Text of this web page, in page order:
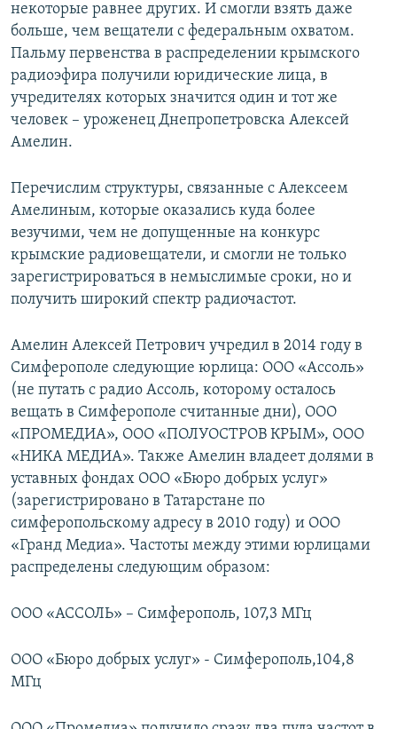
некоторые равнее других. И смогли взять даже
больше, чем вещатели с федеральным охватом.
Пальму первенства в распределении крымского
радиоэфира получили юридические лица, в
учредителях которых значится один и тот же
человек – уроженец Днепропетровска Алексей
Амелин.
Перечислим структуры, связанные с Алексеем
Амелиным, которые оказались куда более
везучими, чем не допущенные на конкурс
крымские радиовещатели, и смогли не только
зарегистрироваться в немыслимые сроки, но и
получить широкий спектр радиочастот.
Амелин Алексей Петрович учредил в 2014 году в
Симферополе следующие юрлица: ООО «Ассоль»
(не путать с радио Ассоль, которому осталось
вещать в Симферополе считанные дни), ООО
«ПРОМЕДИА», ООО «ПОЛУОСТРОВ КРЫМ», ООО
«НИКА МЕДИА». Также Амелин владеет долями в
уставных фондах ООО «Бюро добрых услуг»
(зарегистрировано в Татарстане по
симферопольскому адресу в 2010 году) и ООО
«Гранд Медиа». Частоты между этими юрлицами
распределены следующим образом:
ООО «АССОЛЬ» – Симферополь, 107,3 МГц
ООО «Бюро добрых услуг» - Симферополь,104,8
МГц